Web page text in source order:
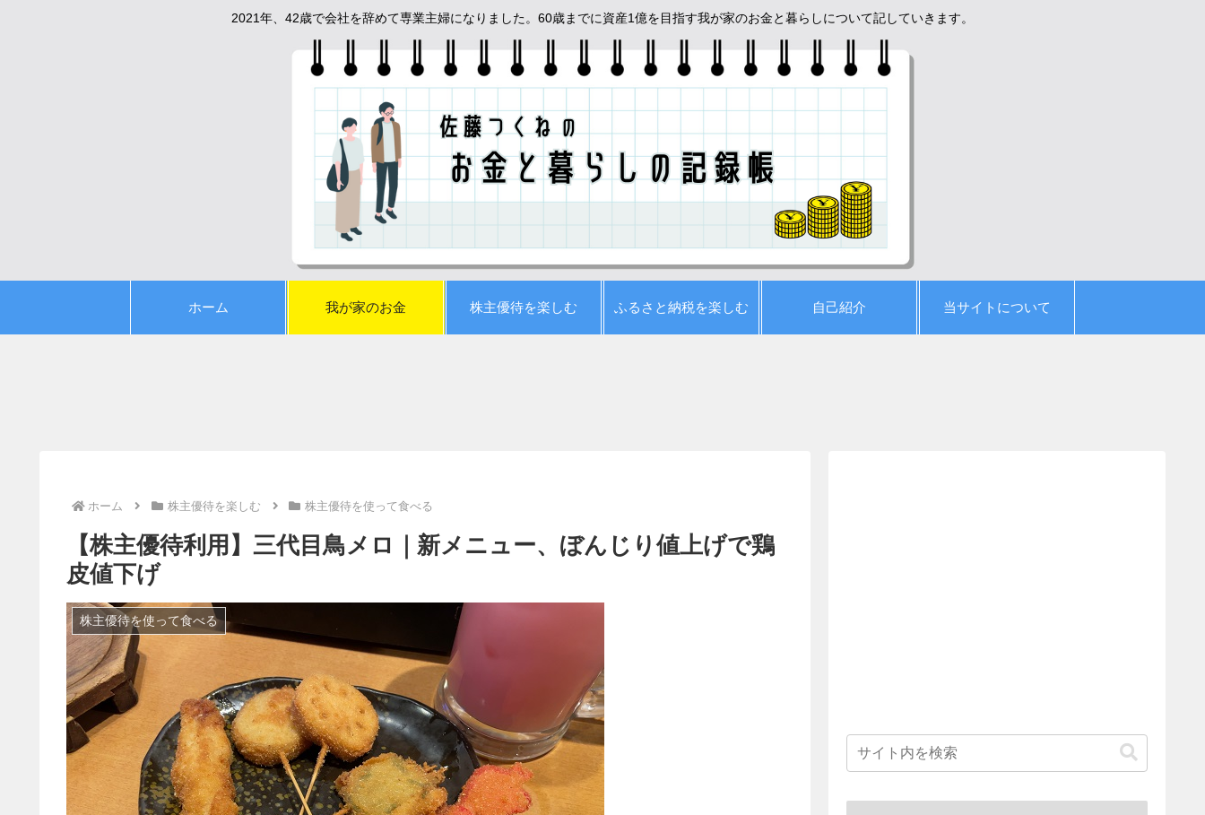
2021年、42歳で会社を辞めて専業主婦になりました。60歳までに資産1億を目指す我が家のお金と暮らしについて記していきます。
ホーム 我が家のお金 株主優待を楽しむ ふるさと納税を楽しむ 自己紹介 当サイトについて
ホーム 株主優待を楽しむ 株主優待を使って食べる
【株主優待利用】三代目鳥メロ｜新メニュー、ぼんじり値上げで鶏
皮値下げ
株主優待を使って食べる